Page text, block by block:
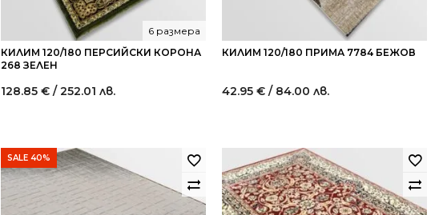
КИЛИМ 120/180 ПЕРСИЙСКИ КОРОНА
268 ЗЕЛЕН
6 размера
128.85 € / 252.01 лв.
КИЛИМ 120/180 ПРИМА 7784 БЕЖОВ
42.95 € / 84.00 лв.
SALE 40%